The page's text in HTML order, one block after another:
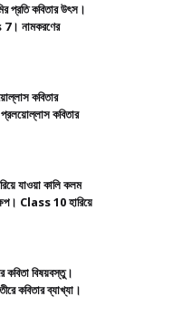
প্রতি কবিতার উৎস।
7। নামকরণের
কবিতার
কবিতার
যাওয়া কালি কলম
Class 10 হারিয়ে
কবিতা বিষয়বস্তু।
কবিতার ব্যাখ্যা।